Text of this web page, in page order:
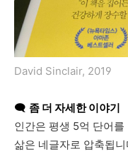
David Sinclair, 2019
🗨️ 좀 더 자세한 이야기
인간은 평생 5억 단어를
삶은 네글자로 압축됩